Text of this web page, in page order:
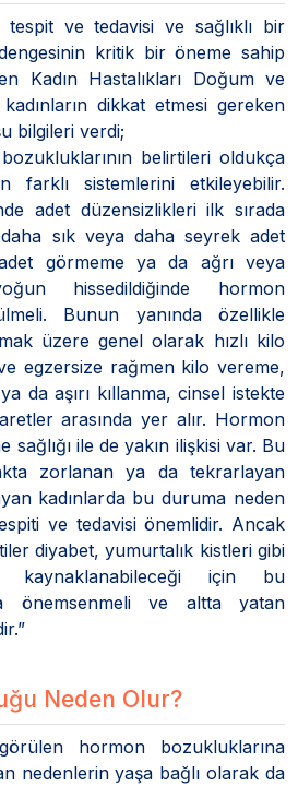
ve tedavisi ve sağlıklı bir
kritik bir öneme sahip
Kadın Hastalıkları Doğum ve
dikkat etmesi gereken
bilgileri verdi;
belirtileri oldukça
farklı sistemlerini etkileyebilir.
adet düzensizlikleri ilk sırada
sık veya daha seyrek adet
görmeme ya da ağrı veya
hissedildiğinde hormon
Bunun yanında özellikle
üzere genel olarak hızlı kilo
egzersize rağmen kilo vereme,
da aşırı kıllanma, cinsel istekte
arasında yer alır. Hormon
sağlığı ile de yakın ilişkisi var. Bu
zorlanan ya da tekrarlayan
kadınlarda bu duruma neden
ve tedavisi önemlidir. Ancak
diyabet, yumurtalık kistleri gibi
kaynaklanabileceği için bu
önemsenmeli ve altta yatan
Neden Olur?
hormon bozukluklarına
nedenlerin yaşa bağlı olarak da